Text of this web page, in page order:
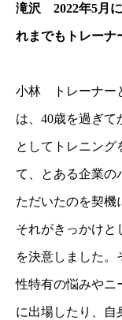
滝沢 2022年5月
れまでもトレーナ
小林 トレーナー
は、40歳を過ぎ
としてトレニング
て、とある企業の
ただいたのを契機
それがきっかけと
を決意しました。
性特有の悩みやニ
に出場したり、自